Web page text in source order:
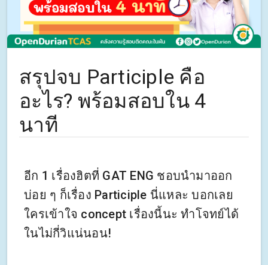
สรุปจบ Participle คือ
อะไร? พร้อมสอบใน 4
นาที
อีก 1 เรื่องฮิตที่ GAT ENG ชอบนำมาออก
บ่อย ๆ ก็เรื่อง Participle นี่แหละ บอกเลย
ใครเข้าใจ concept เรื่องนี้นะ ทำโจทย์ได้
ในไม่กี่วิแน่นอน!